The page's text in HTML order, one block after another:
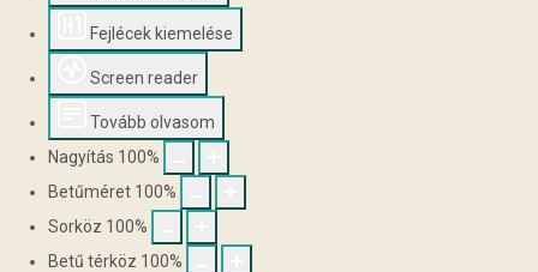
Fejlécek kiemelése
Screen reader
Tovább olvasom
Nagyítás 100%
Betűméret 100%
Sorköz 100%
Betű térköz 100%